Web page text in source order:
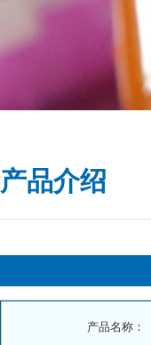
产品介绍
产品名称：